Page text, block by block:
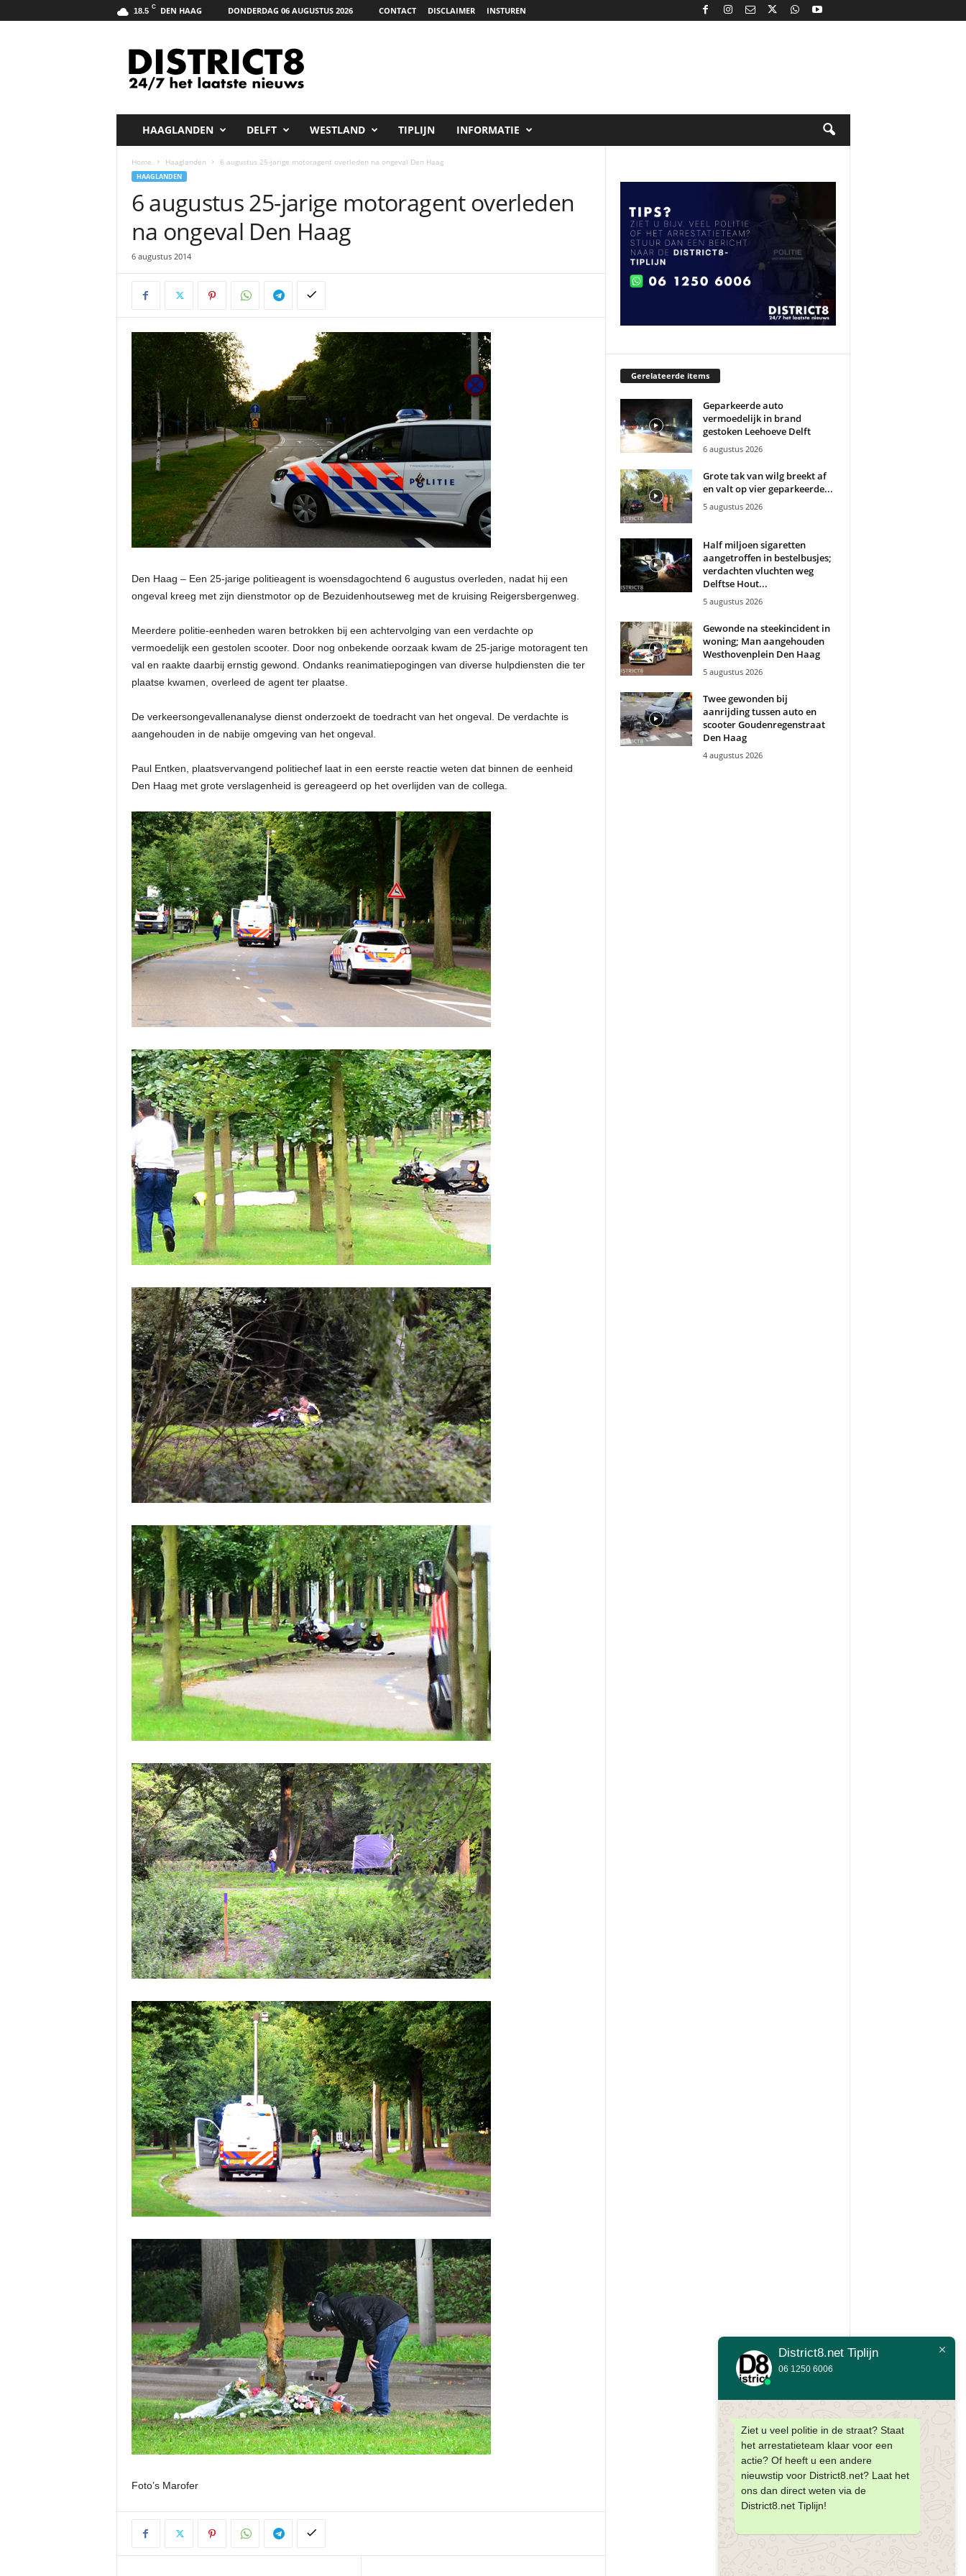
18.5 C DEN HAAG DONDERDAG 06 AUGUSTUS 2026 CONTACT DISCLAIMER INSTUREN
HAAGLANDEN DELFT WESTLAND TIPLIJN INFORMATIE
Home Haaglanden 6 augustus 25-jarige motoragent overleden na ongeval Den Haag
HAAGLANDEN
6 augustus 25-jarige motoragent overleden
na ongeval Den Haag
6 augustus 2014
Den Haag – Een 25-jarige politieagent is woensdagochtend 6 augustus overleden, nadat hij een
ongeval kreeg met zijn dienstmotor op de Bezuidenhoutseweg met de kruising Reigersbergenweg.
Meerdere politie-eenheden waren betrokken bij een achtervolging van een verdachte op
vermoedelijk een gestolen scooter. Door nog onbekende oorzaak kwam de 25-jarige motoragent ten
val en raakte daarbij ernstig gewond. Ondanks reanimatiepogingen van diverse hulpdiensten die ter
plaatse kwamen, overleed de agent ter plaatse.
De verkeersongevallenanalyse dienst onderzoekt de toedracht van het ongeval. De verdachte is
aangehouden in de nabije omgeving van het ongeval.
Paul Entken, plaatsvervangend politiechef laat in een eerste reactie weten dat binnen de eenheid
Den Haag met grote verslagenheid is gereageerd op het overlijden van de collega.
Foto’s Marofer
Gerelateerde items
Geparkeerde auto
vermoedelijk in brand
gestoken Leehoeve Delft
6 augustus 2026
Grote tak van wilg breekt af
en valt op vier geparkeerde...
5 augustus 2026
Half miljoen sigaretten
aangetroffen in bestelbusjes;
verdachten vluchten weg
Delftse Hout...
5 augustus 2026
Gewonde na steekincident in
woning; Man aangehouden
Westhovenplein Den Haag
5 augustus 2026
Twee gewonden bij
aanrijding tussen auto en
scooter Goudenregenstraat
Den Haag
4 augustus 2026
District8.net Tiplijn
06 1250 6006
Ziet u veel politie in de straat? Staat
het arrestatieteam klaar voor een
actie? Of heeft u een andere
nieuwstip voor District8.net? Laat het
ons dan direct weten via de
District8.net Tiplijn!